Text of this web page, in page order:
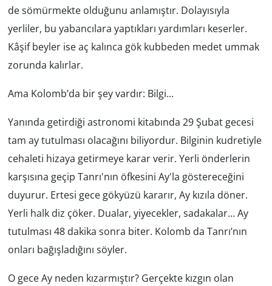
de sömürmekte olduğunu anlamıştır. Dolayısıyla
yerliler, bu yabancılara yaptıkları yardımları keserler.
Kâşif beyler ise aç kalınca gök kubbeden medet ummak
zorunda kalırlar.
Ama Kolomb’da bir şey vardır: Bilgi...
Yanında getirdiği astronomi kitabında 29 Şubat gecesi
tam ay tutulması olacağını biliyordur. Bilginin kudretiyle
cehaleti hizaya getirmeye karar verir. Yerli önderlerin
karşısına geçip Tanrı'nın öfkesini Ay'la göstereceğini
duyurur. Ertesi gece gökyüzü kararır, Ay kızıla döner.
Yerli halk diz çöker. Dualar, yiyecekler, sadakalar... Ay
tutulması 48 dakika sonra biter. Kolomb da Tanrı’nın
onları bağışladığını söyler.
O gece Ay neden kızarmıştır? Gerçekte kızgın olan
SİYASET
SPOR
Yerel